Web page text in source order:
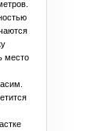
место